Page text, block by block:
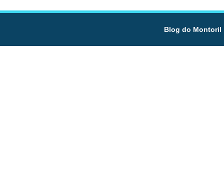
Blog do Montoril